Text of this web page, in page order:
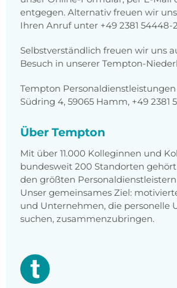
entgegen. Alternativ freuen wir
Ihren Anruf unter +49 2381 54448-
Selbstverständlich freuen wir uns
Besuch in unserer Tempton-
Tempton
Südring 4, 59065 Hamm, +49 2381
Über Tempton
Mit über 11.000 Kolleginnen und
bundesweit 200 Standorten
den größten
Unser gemeinsames Ziel:
und Unternehmen, die personelle
suchen, zusammenzubringen.